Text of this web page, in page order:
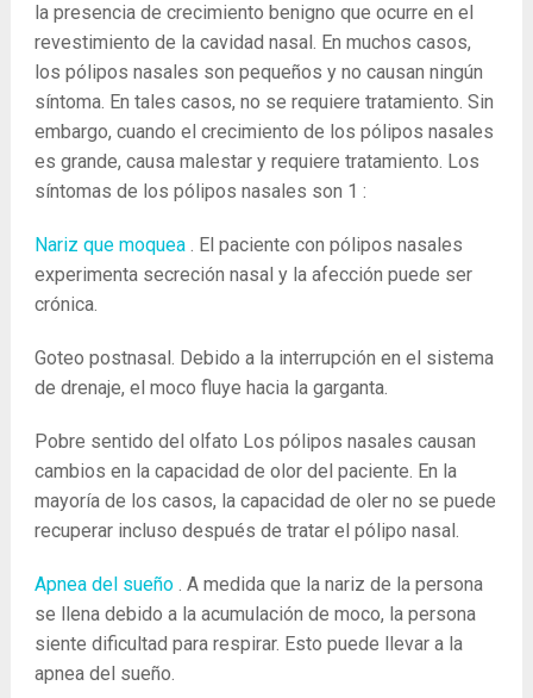
la presencia de crecimiento benigno que ocurre en el
revestimiento de la cavidad nasal. En muchos casos,
los pólipos nasales son pequeños y no causan ningún
síntoma. En tales casos, no se requiere tratamiento. Sin
embargo, cuando el crecimiento de los pólipos nasales
es grande, causa malestar y requiere tratamiento. Los
síntomas de los pólipos nasales son 1 :
Nariz que moquea. El paciente con pólipos nasales
experimenta secreción nasal y la afección puede ser
crónica.
Goteo postnasal. Debido a la interrupción en el sistema
de drenaje, el moco fluye hacia la garganta.
Pobre sentido del olfato Los pólipos nasales causan
cambios en la capacidad de olor del paciente. En la
mayoría de los casos, la capacidad de oler no se puede
recuperar incluso después de tratar el pólipo nasal.
Apnea del sueño. A medida que la nariz de la persona
se llena debido a la acumulación de moco, la persona
siente dificultad para respirar. Esto puede llevar a la
apnea del sueño.